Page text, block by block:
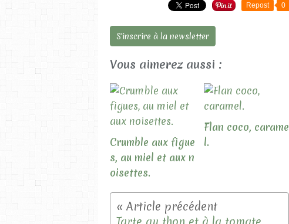
Repost 0
S'inscrire à la newsletter
Vous aimerez aussi :
Crumble aux figue
s, au miel et aux n
oisettes.
Flan coco, carame
l.